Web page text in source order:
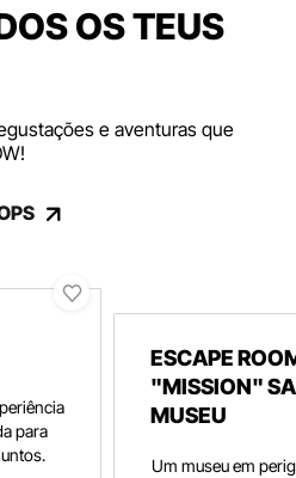
OS TEUS
e aventuras que
para
ESCAPE
"MISSION"
MUSEU
Um museu em